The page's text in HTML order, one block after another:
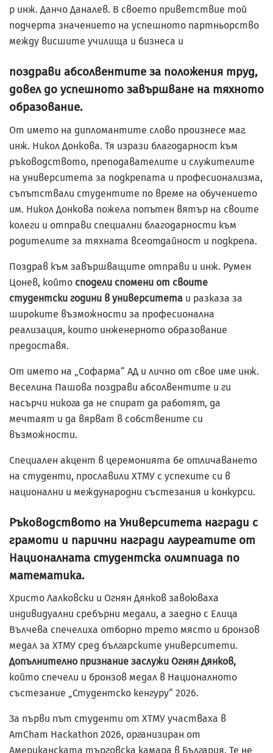
р инж. Данчо Даналев. В своето приветствие той
подчерта значението на успешното партньорство
между висшите училища и бизнеса и
поздрави абсолвентите за положения труд,
довел до успешното завършване на тяхното
образование.
От името на дипломантите слово произнесе маг.
инж. Никол Донкова. Тя изрази благодарност към
ръководството, преподавателите и служителите
на университета за подкрепата и професионализма,
съпътствали студентите по време на обучението
им. Никол Донкова пожела попътен вятър на своите
колеги и отправи специални благодарности към
родителите за тяхната всеотдайност и подкрепа.
Поздрав към завършващите отправи и инж. Румен
Цонев, който сподели спомени от своите
студентски години в университета и разказа за
широките възможности за професионална
реализация, които инженерното образование
предоставя.
От името на „Софарма“ АД и лично от свое име инж.
Веселина Пашова поздрави абсолвентите и ги
насърчи никога да не спират да работят, да
мечтаят и да вярват в собствените си
възможности.
Специален акцент в церемонията бе отличаването
на студенти, прославили ХТМУ с успехите си в
национални и международни състезания и конкурси.
Ръководството на Университета награди с
грамоти и парични награди лауреатите от
Националната студентска олимпиада по
математика.
Христо Лалковски и Огнян Дянков завоюваха
индивидуални сребърни медали, а заедно с Елица
Вълчева спечелиха отборно трето място и бронзов
медал за ХТМУ сред българските университети.
Допълнително признание заслужи Огнян Дянков,
който спечели и бронзов медал в Националното
състезание „Студентско кенгуру“ 2026.
За първи път студенти от ХТМУ участваха в
AmCham Hackathon 2026, организиран от
Американската търговска камара в България. Те не